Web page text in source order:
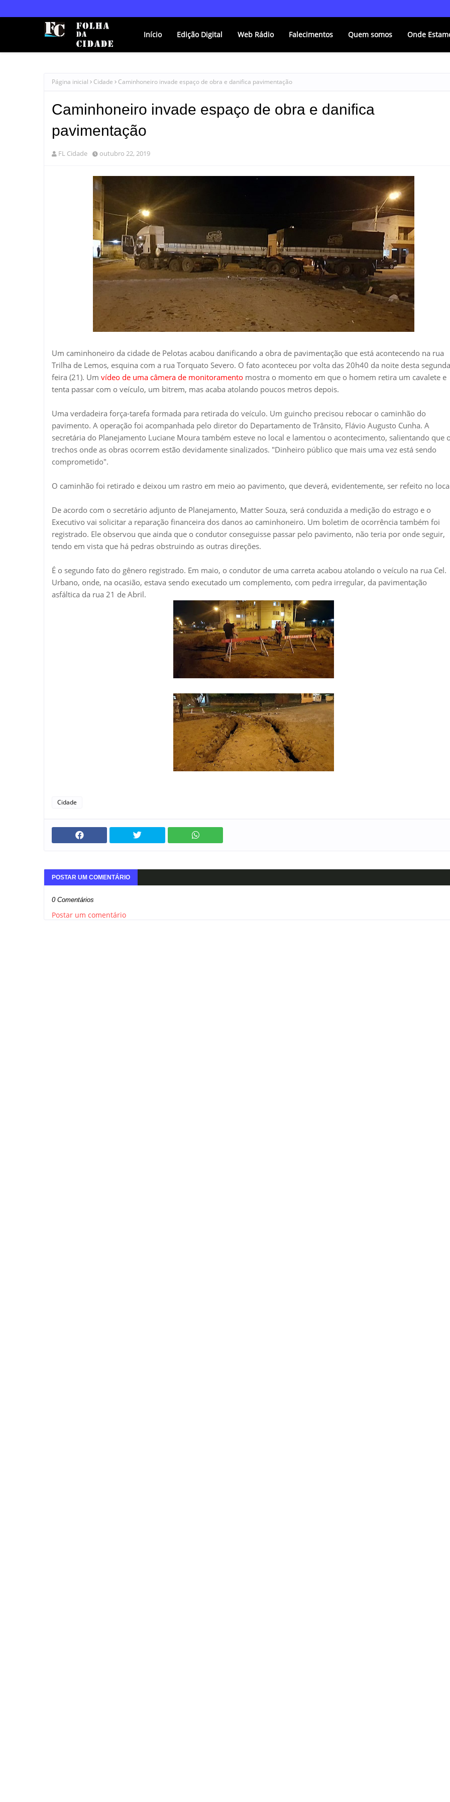
Início Edição Digital Web Rádio Falecimentos Quem somos Onde
Página inicial Cidade Caminhoneiro invade espaço de obra e danifica pavimentação
Caminhoneiro invade espaço de obra e danifica
pavimentação
FL Cidade outubro 22, 2019
Um caminhoneiro da cidade de Pelotas acabou danificando a obra de pavimentação que está acontecendo na rua
Trilha de Lemos, esquina com a rua Torquato Severo. O fato aconteceu por volta das 20h40 da noite desta
feira (21). Um vídeo de uma câmera de monitoramento mostra o momento em que o homem retira um cavalete e
tenta passar com o veículo, um bitrem, mas acaba atolando poucos metros depois.
Uma verdadeira força-tarefa formada para retirada do veículo. Um guincho precisou rebocar o caminhão do
pavimento. A operação foi acompanhada pelo diretor do Departamento de Trânsito, Flávio Augusto Cunha. A
secretária do Planejamento Luciane Moura também esteve no local e lamentou o acontecimento, salientando que
trechos onde as obras ocorrem estão devidamente sinalizados. "Dinheiro público que mais uma vez está sendo
comprometido".
O caminhão foi retirado e deixou um rastro em meio ao pavimento, que deverá, evidentemente, ser refeito no
De acordo com o secretário adjunto de Planejamento, Matter Souza, será conduzida a medição do estrago e o
Executivo vai solicitar a reparação financeira dos danos ao caminhoneiro. Um boletim de ocorrência também foi
registrado. Ele observou que ainda que o condutor conseguisse passar pelo pavimento, não teria por onde seguir,
tendo em vista que há pedras obstruindo as outras direções.
É o segundo fato do gênero registrado. Em maio, o condutor de uma carreta acabou atolando o veículo na rua Cel.
Urbano, onde, na ocasião, estava sendo executado um complemento, com pedra irregular, da pavimentação
asfáltica da rua 21 de Abril.
Cidade
POSTAR UM COMENTÁRIO
0 Comentários
Postar um comentário